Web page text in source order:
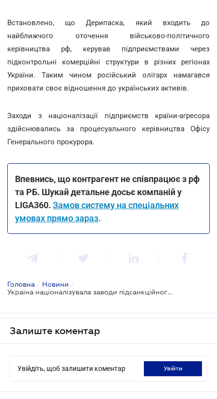
Встановлено, що Дерипаска, який входить до
найближчого оточення військово-політичного
керівництва рф, керував підприємствами через
підконтрольні комерційні структури в різних регіонах
України. Таким чином російський олігарх намагався
приховати своє відношення до українських активів.
Заходи з націоналізації підприємств країни-агресора
здійснювались за процесуального керівництва Офісу
Генерального прокурора.
Впевнись, що контрагент не співпрацює з рф
та РБ. Шукай детальне досьє компаній у
LIGA360. Замов систему на спеціальних
умовах прямо зараз.
Головна / Новини /
Україна націоналізувала заводи підсанкційного російського олігарха на 10 млрд грн
Залиште коментар
Увійдіть, щоб залишити коментар увійти